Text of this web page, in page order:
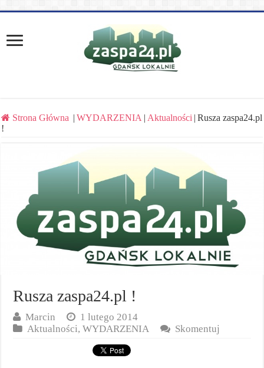
Strona Główna | WYDARZENIA | Aktualności | Rusza zaspa24.pl
!
Rusza zaspa24.pl !
Marcin
1 lutego 2014
Aktualności,WYDARZENIA Skomentuj